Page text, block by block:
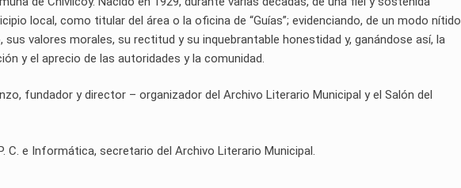
local, como titular del área o la oficina de “Guías”; evidenciando, de un modo nítido
sus valores morales, su rectitud y su inquebrantable honestidad y, ganándose así, la
y el aprecio de las autoridades y la comunidad.
fundador y director – organizador del Archivo Literario Municipal y el Salón del
C. e Informática, secretario del Archivo Literario Municipal.